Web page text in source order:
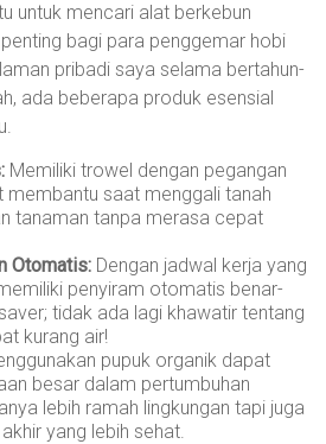
untuk mencari alat berkebun
bagi para penggemar hobi
pribadi saya selama bertahun-
ada beberapa produk esensial
Memiliki trowel dengan pegangan
membantu saat menggali tanah
tanaman tanpa merasa cepat
Otomatis: Dengan jadwal kerja yang
penyiram otomatis benar-
tidak ada lagi khawatir tentang
kurang air!
pupuk organik dapat
besar dalam pertumbuhan
lebih ramah lingkungan tapi juga
yang lebih sehat.